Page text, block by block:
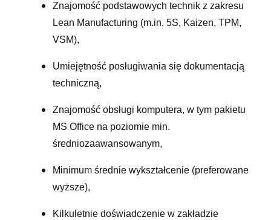
Znajomość podstawowych technik z zakresu
Lean Manufacturing (m.in. 5S, Kaizen, TPM,
VSM),
Umiejętność posługiwania się dokumentacją
techniczną,
Znajomość obsługi komputera, w tym pakietu
MS Office na poziomie min.
średniozaawansowanym,
Minimum średnie wykształcenie (preferowane
wyższe),
Kilkuletnie doświadczenie w zakładzie